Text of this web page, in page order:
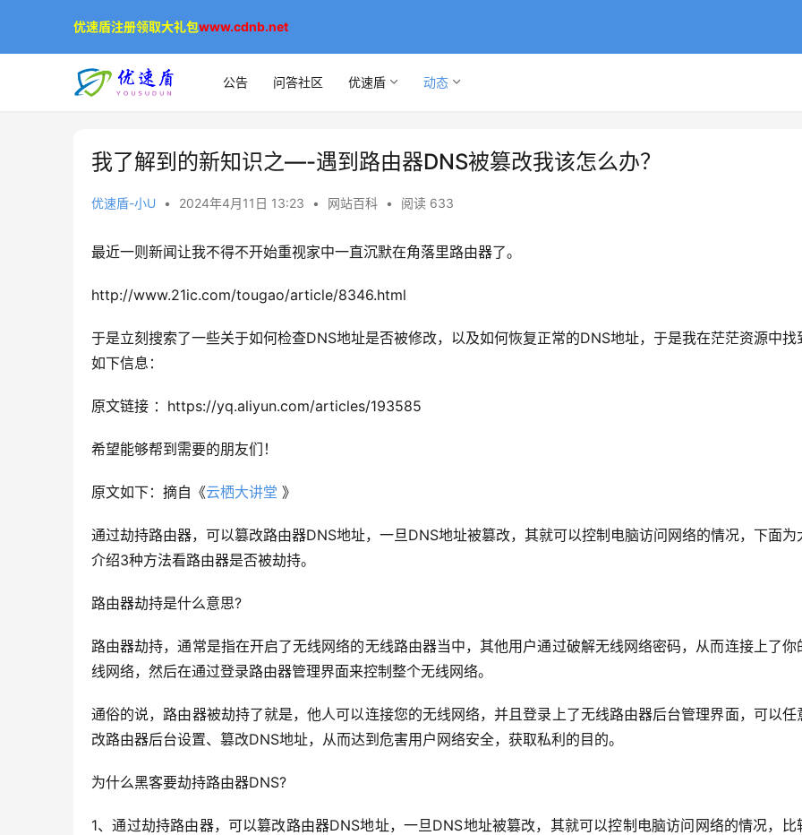
公告 问答社区 优速盾 动态
我了解到的新知识之—-遇到路由器DNS被篡改我该怎么办？
优速盾-小U • 2024年4月11日 13:23 • 网站百科 • 阅读 633
最近一则新闻让我不得不开始重视家中一直沉默在角落里路由器了。
http://www.21ic.com/tougao/article/8346.html
于是立刻搜索了一些关于如何检查DNS地址是否被修改，以及如何恢复正常的DNS地址，于是我在茫茫资源中找
如下信息：
原文链接 ：https://yq.aliyun.com/articles/193585
希望能够帮到需要的朋友们！
原文如下：摘自《云栖大讲堂 》
通过劫持路由器，可以篡改路由器DNS地址，一旦DNS地址被篡改，其就可以控制电脑访问网络的情况，下面为
介绍3种方法看路由器是否被劫持。
路由器劫持是什么意思?
路由器劫持，通常是指在开启了无线网络的无线路由器当中，其他用户通过破解无线网络密码，从而连接上了你
线网络，然后在通过登录路由器管理界面来控制整个无线网络。
通俗的说，路由器被劫持了就是，他人可以连接您的无线网络，并且登录上了无线路由器后台管理界面，可以任
改路由器后台设置、篡改DNS地址，从而达到危害用户网络安全，获取私利的目的。
为什么黑客要劫持路由器DNS?
1、通过劫持路由器，可以篡改路由器DNS地址，一旦DNS地址被篡改，其就可以控制电脑访问网络的情况，比
优速盾注册领取大礼包www.cdnb.net